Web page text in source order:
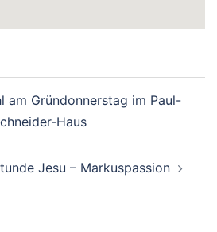
am Gründonnerstag im Paul-
Haus
Jesu – Markuspassion